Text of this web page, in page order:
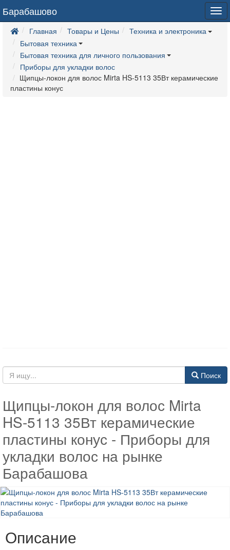
Барабашово
Главная Товары и Цены
Техника и электроника
Бытовая техника
Бытовая техника для личного пользования
Приборы для укладки волос
Щипцы-локон для волос Mirta HS-5113 35Вт керамические
пластины конус
Поиск
Щипцы-локон для волос Mirta
HS-5113 35Вт керамические
пластины конус - Приборы для
укладки волос на рынке
Барабашова
Описание